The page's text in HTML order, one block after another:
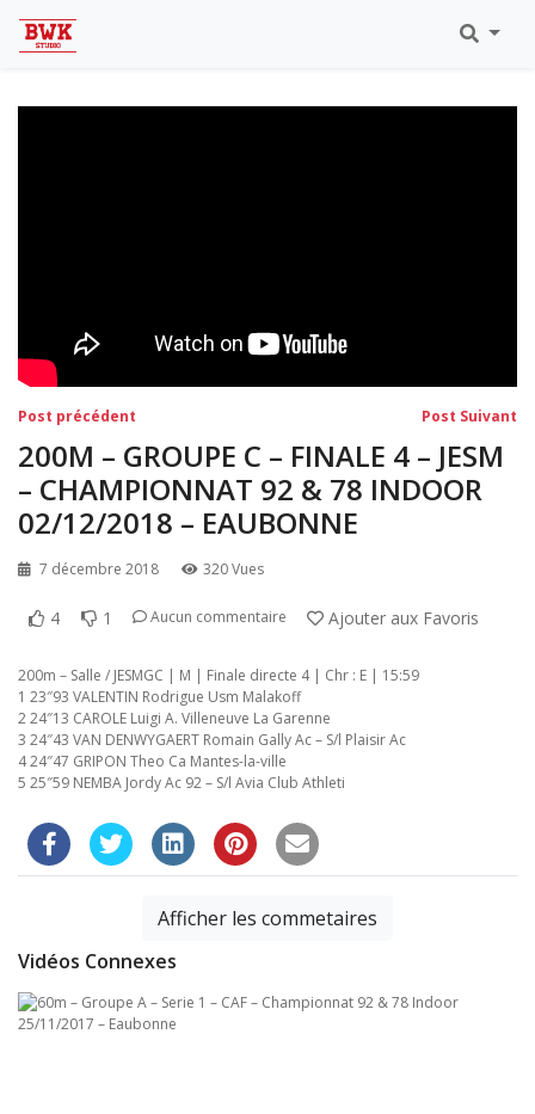
Eaubonne 2019
Navigation
de
l’article
Post précédent Post Suivant
200M – GROUPE C – FINALE 4 – JESM
– CHAMPIONNAT 92 & 78 INDOOR
02/12/2018 – EAUBONNE
7 décembre 2018 320 Vues
4 1 Aucun commentaire Ajouter aux Favoris
200m – Salle / JESMGC | M | Finale directe 4 | Chr : E | 15:59
1 23″93 VALENTIN Rodrigue Usm Malakoff
2 24″13 CAROLE Luigi A. Villeneuve La Garenne
3 24″43 VAN DENWYGAERT Romain Gally Ac – S/l Plaisir Ac
4 24″47 GRIPON Theo Ca Mantes-la-ville
5 25″59 NEMBA Jordy Ac 92 – S/l Avia Club Athleti
Afficher les commetaires
Vidéos Connexes